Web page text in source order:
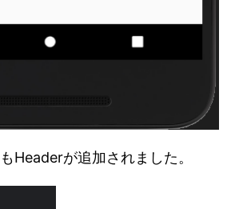
Headerが追加されました。